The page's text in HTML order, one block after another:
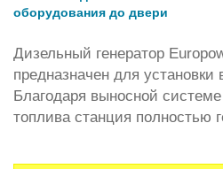
оборудования до двери
Дизельный генератор
предназначен для установки
Благодаря выносной
топлива станция полностью